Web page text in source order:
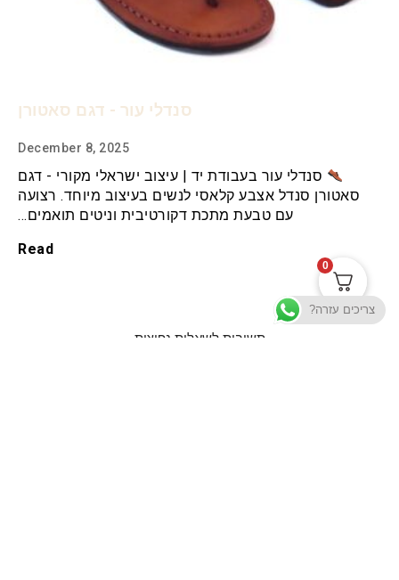
סנדלי עור - דגם סאטורן
December 8, 2025
סנדלי עור בעבודת יד | עיצוב ישראלי מקורי - דגם
סאטורן סנדל אצבע קלאסי לנשים בעיצוב מיוחד. רצועה
עם טבעת מתכת דקורטיבית וניטים תואמים…
Read
תשובות לשאלות נפוצות
צריכים עזרה?
0